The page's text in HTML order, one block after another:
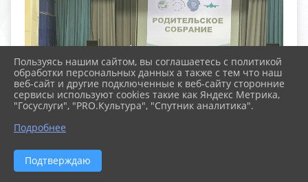
Пользуясь нашим сайтом, вы соглашаетесь с политикой
обработки персональных данных а также с тем что наш
веб-сайт и другие подключенные к веб-сайту сторонние
сервисы используют cookies такие как Яндекс Метрика,
"Госуслуги", "PRO.Культура", "Спутник аналитика".
Подробнее
Подтверждаю